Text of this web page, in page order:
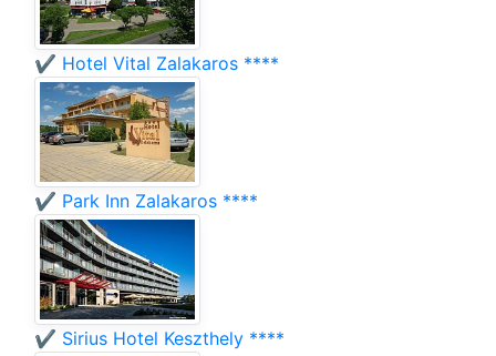
✔️ Hotel Vital Zalakaros ****
✔️ Park Inn Zalakaros ****
✔️ Sirius Hotel Keszthely ****